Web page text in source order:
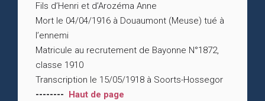
Fils d’Henri et d’Arozéma Anne
Mort le 04/04/1916 à Douaumont (Meuse) tué à
l’ennemi
Matricule au recrutement de Bayonne N°1872,
classe 1910
Transcription le 15/05/1918 à Soorts-Hossegor
-------- Haut de page